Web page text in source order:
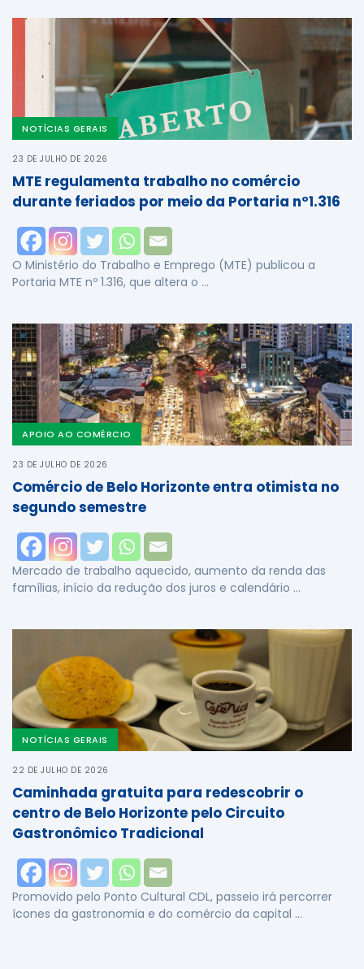
NOTÍCIAS GERAIS
23 DE JULHO DE 2026
MTE regulamenta trabalho no comércio
durante feriados por meio da Portaria nº1.316
O Ministério do Trabalho e Emprego (MTE) publicou a
Portaria MTE nº 1.316, que altera o …
APOIO AO COMÉRCIO
23 DE JULHO DE 2026
Comércio de Belo Horizonte entra otimista no
segundo semestre
Mercado de trabalho aquecido, aumento da renda das
famílias, início da redução dos juros e calendário …
NOTÍCIAS GERAIS
22 DE JULHO DE 2026
Caminhada gratuita para redescobrir o
centro de Belo Horizonte pelo Circuito
Gastronômico Tradicional
Promovido pelo Ponto Cultural CDL, passeio irá percorrer
ícones da gastronomia e do comércio da capital …